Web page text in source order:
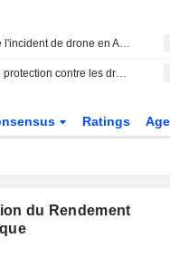
Que savons-nous de l'incident de drone en Allemagne et de l'aéroport visé ?
Le FDP réclame une protection contre les drones pour tous les aéroports
Ratings
du Rendement